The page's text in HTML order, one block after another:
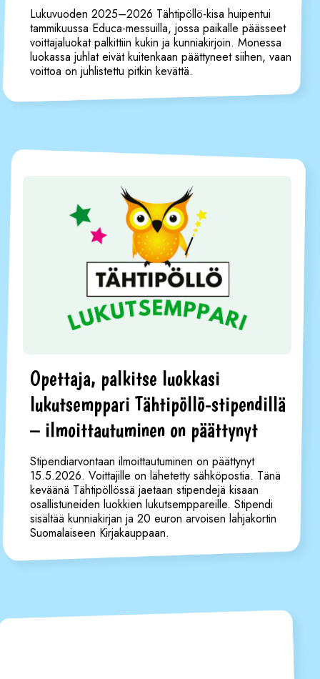
Lukuvuoden 2025–2026 Tähtipöllö-kisa huipentui
tammikuussa Educa-messuilla, jossa paikalle päässeet
voittajaluokat palkittiin kukin ja kunniakirjoin. Monessa
luokassa juhlat eivät kuitenkaan päättyneet siihen, vaan
voittoa on juhlistettu pitkin kevättä.
Opettaja, palkitse luokkasi
lukutsemppari Tähtipöllö-stipendillä
– ilmoittautuminen on päättynyt
Stipendiarvontaan ilmoittautuminen on päättynyt
15.5.2026. Voittajille on lähetetty sähköpostia. Tänä
keväänä Tähtipöllössä jaetaan stipendejä kisaan
osallistuneiden luokkien lukutsemppareille. Stipendi
sisältää kunniakirjan ja 20 euron arvoisen lahjakortin
Suomalaiseen Kirjakauppaan.